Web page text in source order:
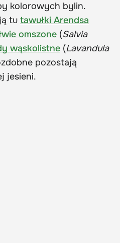
kolorowych bylin.
tu tawułki Arendsa
omszone (Salvia
wąskolistne (Lavandula
pozostają
jesieni.